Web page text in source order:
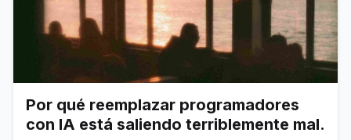
Por qué reemplazar programadores
con IA está saliendo terriblemente mal.